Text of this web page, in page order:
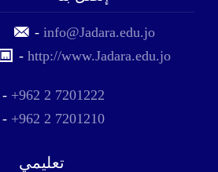
-info@Jadara.edu.jo
-http://www.Jadara.edu.jo
- +962 2 7201222
- +962 2 7201210
تعليمي